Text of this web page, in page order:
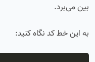
بین می‌برد.
به این خط کد نگاه کنید: